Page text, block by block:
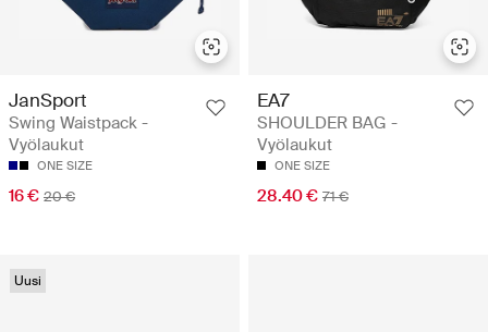
JanSport
Swing Waistpack -
Vyölaukut
ONE SIZE
16 € 20 €
EA7
SHOULDER BAG -
Vyölaukut
ONE SIZE
28.40 € 71 €
Uusi